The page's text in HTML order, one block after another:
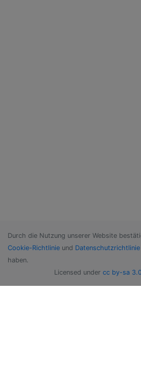
Durch die Nutzung unserer Website
Cookie-Richtlinie und Datenschutzrichtlinie
haben.
Licensed under cc by-sa